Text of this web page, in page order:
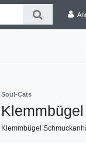
Soul-Cats
Klemmbügel